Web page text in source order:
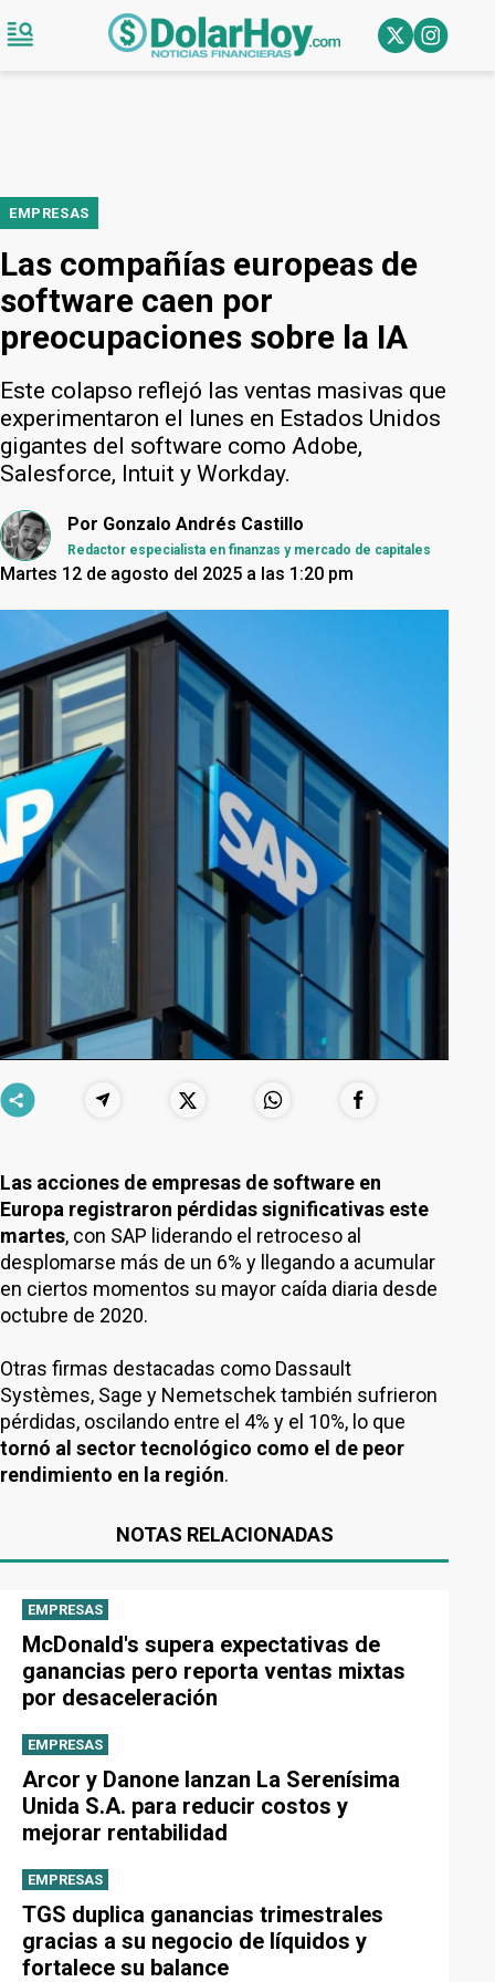
EMPRESAS
Las compañías europeas de
software caen por
preocupaciones sobre la IA
Este colapso reflejó las ventas masivas que
experimentaron el lunes en Estados Unidos
gigantes del software como Adobe,
Salesforce, Intuit y Workday.
Por Gonzalo Andrés Castillo
Redactor especialista en finanzas y mercado de capitales
Martes 12 de agosto del 2025 a las 1:20 pm
Las acciones de empresas de software en
Europa registraron pérdidas significativas este
martes, con SAP liderando el retroceso al
desplomarse más de un 6% y llegando a acumular
en ciertos momentos su mayor caída diaria desde
octubre de 2020.
Otras firmas destacadas como Dassault
Systèmes, Sage y Nemetschek también sufrieron
pérdidas, oscilando entre el 4% y el 10%, lo que
tornó al sector tecnológico como el de peor
rendimiento en la región.
NOTAS RELACIONADAS
EMPRESAS
McDonald's supera expectativas de
ganancias pero reporta ventas mixtas
por desaceleración
EMPRESAS
Arcor y Danone lanzan La Serenísima
Unida S.A. para reducir costos y
mejorar rentabilidad
EMPRESAS
TGS duplica ganancias trimestrales
gracias a su negocio de líquidos y
fortalece su balance